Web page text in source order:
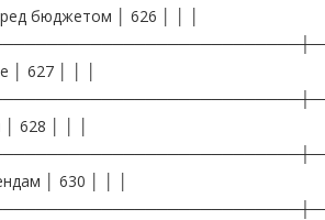
бюджетом │ 626 │ │ │
│ 627 │ │ │
628 │ │ │
│ 630 │ │ │